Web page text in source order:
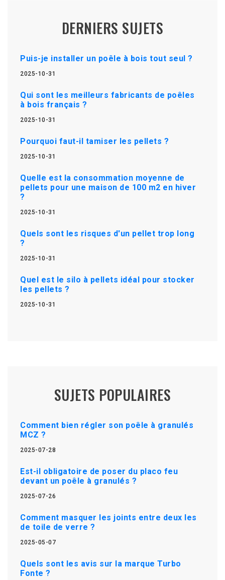
DERNIERS SUJETS
Puis-je installer un poêle à bois tout seul ?
2025-10-31
Qui sont les meilleurs fabricants de poêles
à bois français ?
2025-10-31
Pourquoi faut-il tamiser les pellets ?
2025-10-31
Quelle est la consommation moyenne de
pellets pour une maison de 100 m2 en hiver
?
2025-10-31
Quels sont les risques d'un pellet trop long
?
2025-10-31
Quel est le silo à pellets idéal pour stocker
les pellets ?
2025-10-31
SUJETS POPULAIRES
Comment bien régler son poêle à granulés
MCZ ?
2025-07-28
Est-il obligatoire de poser du placo feu
devant un poêle à granulés ?
2025-07-26
Comment masquer les joints entre deux les
de toile de verre ?
2025-05-07
Quels sont les avis sur la marque Turbo
Fonte ?